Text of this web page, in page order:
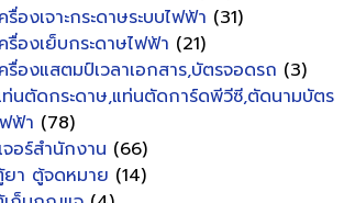
รื่องเจาะกระดาษระบบไฟฟ้า (31)
รื่องเย็บกระดาษไฟฟ้า (21)
รื่องแสตมป์เวลาเอกสาร,บัตรจอดรถ (3)
นตัดกระดาษ,แท่นตัดการ์ดพีวีซี,ตัดนามบัตร
ฟ้า (78)
จอร์สำนักงาน (66)
า ตู้จดหมาย (14)